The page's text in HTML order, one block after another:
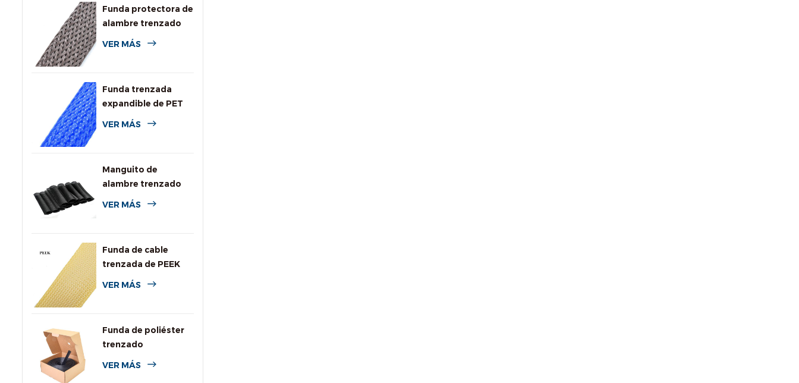
Funda protectora de
alambre trenzado
expandible
VER MÁS
Funda trenzada
expandible de PET
de colores para
VER MÁS
Manguito de
alambre trenzado
expansible de PPS
VER MÁS
Funda de cable
trenzada de PEEK
VER MÁS
Funda de poliéster
trenzado
personalizada con
VER MÁS